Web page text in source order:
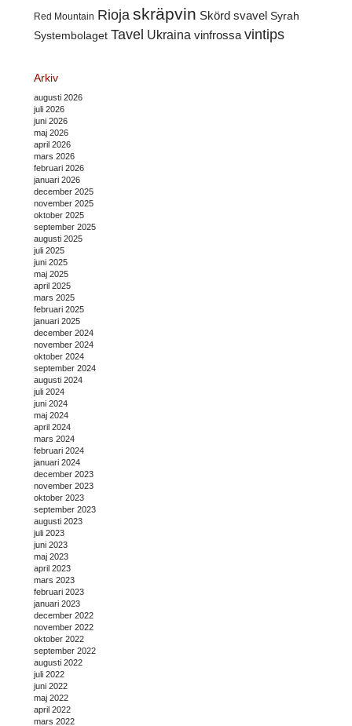
Red Mountain Rioja skräpvin Skörd svavel Syrah
Systembolaget Tavel Ukraina vinfrossa vintips
Arkiv
augusti 2026
juli 2026
juni 2026
maj 2026
april 2026
mars 2026
februari 2026
januari 2026
december 2025
november 2025
oktober 2025
september 2025
augusti 2025
juli 2025
juni 2025
maj 2025
april 2025
mars 2025
februari 2025
januari 2025
december 2024
november 2024
oktober 2024
september 2024
augusti 2024
juli 2024
juni 2024
maj 2024
april 2024
mars 2024
februari 2024
januari 2024
december 2023
november 2023
oktober 2023
september 2023
augusti 2023
juli 2023
juni 2023
maj 2023
april 2023
mars 2023
februari 2023
januari 2023
december 2022
november 2022
oktober 2022
september 2022
augusti 2022
juli 2022
juni 2022
maj 2022
april 2022
mars 2022